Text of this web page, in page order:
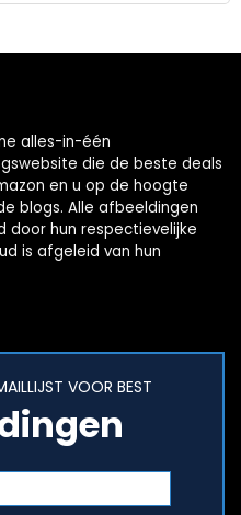
alles-in-één
die de beste deals
en u op de hoogte
blogs. Alle afbeeldingen
door hun respectievelijke
is afgeleid van hun
VOOR BEST